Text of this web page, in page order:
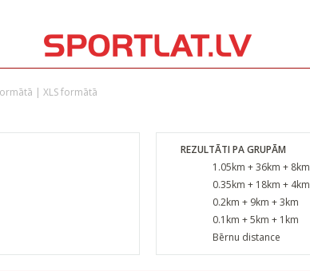
| XLS formātā
REZULTĀTI PA GRUPĀM
1.05km + 36km + 8km
0.35km + 18km + 4km
0.2km + 9km + 3km
0.1km + 5km + 1km
Bērnu distance